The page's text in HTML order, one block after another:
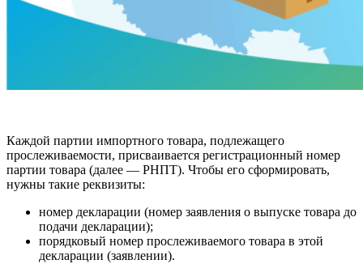
Каждой партии импортного товара, подлежащего
прослеживаемости, присваивается регистрационный номер
партии товара (далее — РНПТ). Чтобы его сформировать,
нужны такие реквизиты:
номер декларации (номер заявления о выпуске товара до
подачи декларации);
порядковый номер прослеживаемого товара в этой
декларации (заявлении).